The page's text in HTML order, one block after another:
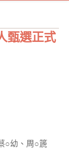
甄選正式
幼、周○篪